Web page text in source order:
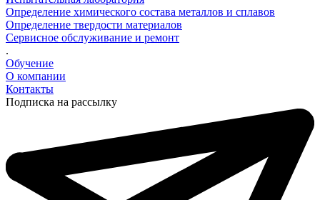
Определение химического состава металлов и сплавов
Определение твердости материалов
Сервисное обслуживание и ремонт
.
Обучение
О компании
Контакты
Подписка на рассылку